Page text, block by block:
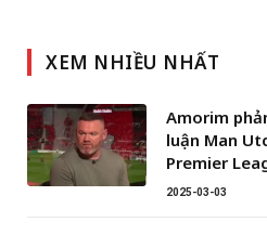
XEM NHIỀU NHẤT
Amorim
luận Man
Premier
2025-03-03